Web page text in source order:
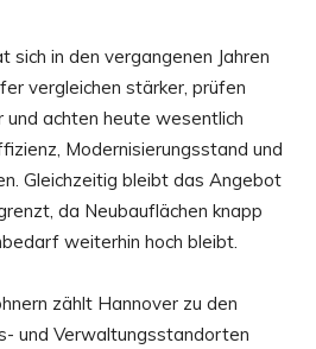
sich in den vergangenen Jahren
vergleichen stärker, prüfen
und achten heute wesentlich
Modernisierungsstand und
Gleichzeitig bleibt das Angebot
da Neubauflächen knapp
weiterhin hoch bleibt.
zählt Hannover zu den
und Verwaltungsstandorten